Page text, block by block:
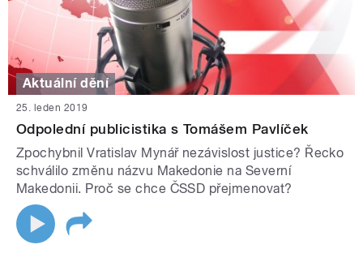
Aktuální dění
25. leden 2019
Odpolední publicistika s Tomášem Pavlíček
Zpochybnil Vratislav Mynář nezávislost justice? Řecko
schválilo změnu názvu Makedonie na Severní
Makedonii. Proč se chce ČSSD přejmenovat?